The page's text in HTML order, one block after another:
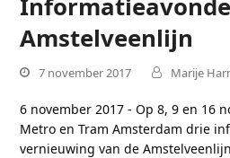
Amstelveenlijn
7 november 2017 Marije
6 november 2017 - Op 8, 9 en 16
Metro en Tram Amsterdam drie
vernieuwing van de